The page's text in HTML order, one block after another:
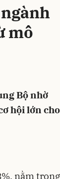
mô
Bộ nhờ
hội lớn cho
nằm trong